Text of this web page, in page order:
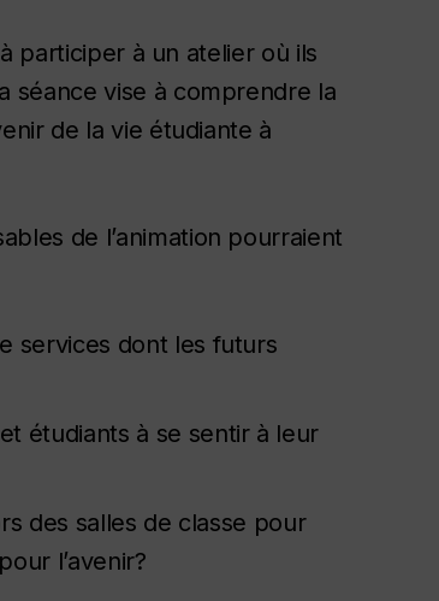
participer à un atelier où ils
séance vise à comprendre la
de la vie étudiante à
de l’animation pourraient
services dont les futurs
étudiants à se sentir à leur
des salles de classe pour
l’avenir?